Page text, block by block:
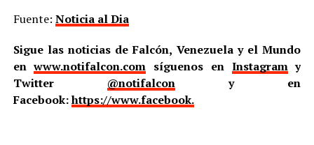
Fuente: Noticia al Dia
Sigue las noticias de Falcón, Venezuela y el Mundo
enwww.notifalcon.com síguenos en Instagramy
Twitter @notifalcony en
Facebook:https://www.facebook.